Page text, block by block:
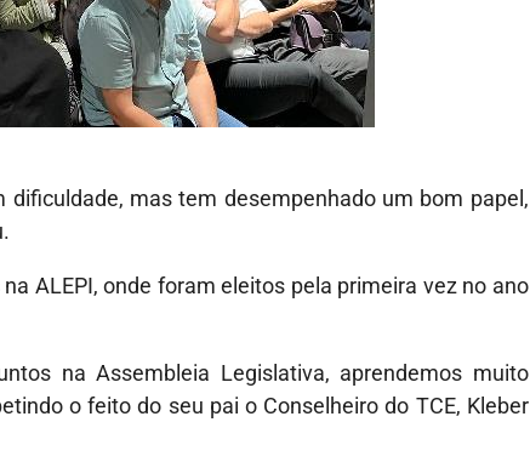
mas tem desempenhado um bom papel,
ALEPI, onde foram eleitos pela primeira vez no ano
na Assembleia Legislativa, aprendemos muito
o feito do seu pai o Conselheiro do TCE, Kleber